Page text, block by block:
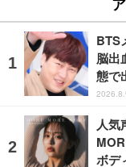
BTS
脳出
態で
人
ボデ